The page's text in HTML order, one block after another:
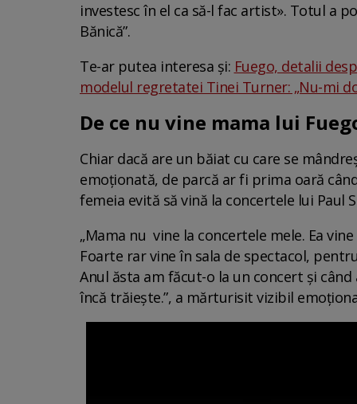
investesc în el ca să-l fac artist». Totul a
Bănică”.
Te-ar putea interesa și: Fuego, detalii
modelul regretatei Tinei Turner: „Nu-mi
De ce nu vine mama lui
Chiar dacă are un băiat cu care se
emoționată, de parcă ar fi prima oară
femeia evită să vină la concertele lui Paul
„Mama nu vine la concertele mele. Ea
Foarte rar vine în sala de spectacol,
Anul ăsta am făcut-o la un concert și
încă trăiește.”, a mărturisit vizibil